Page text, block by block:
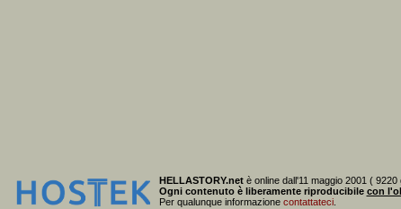
HELLASTORY.netè online dall'11 maggio 2001 ( 9220
Ogni contenuto è liberamente riproducibile con
Per qualunque informazione contattateci.